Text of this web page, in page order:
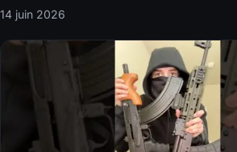
14 juin 2026